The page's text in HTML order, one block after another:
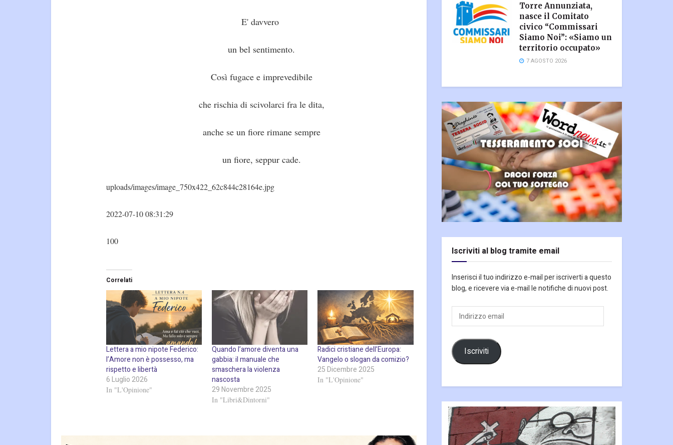
E' davvero
un bel sentimento.
Così fugace e imprevedibile
che rischia di scivolarci fra le dita,
anche se un fiore rimane sempre
un fiore, seppur cade.
uploads/images/image_750x422_62c844c28164e.jpg
2022-07-10 08:31:29
100
Correlati
Lettera a mio nipote Federico:
l’Amore non è possesso, ma
rispetto e libertà
6 Luglio 2026
In "L'Opinione"
Quando l’amore diventa una
gabbia: il manuale che
smaschera la violenza
nascosta
29 Novembre 2025
In "Libri&Dintorni"
Radici cristiane dell’Europa:
Vangelo o slogan da comizio?
25 Dicembre 2025
In "L'Opinione"
Torre Annunziata,
nasce il Comitato
civico “Commissari
Siamo Noi”: «Siamo un
territorio occupato»
7 AGOSTO 2026
Iscriviti al blog tramite email
Inserisci il tuo indirizzo e-mail per iscriverti a questo
blog, e ricevere via e-mail le notifiche di nuovi post.
Indirizzo
email
Iscriviti